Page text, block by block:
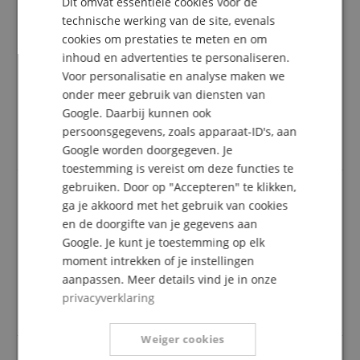
Beoordeling door Oliverop 29.05.2025
Deze beoordeling is automatisch vertaald. Originele taal
geverifieerde aankoop
Slechte schroefverbindingen, raken voortdurend los.
Bovenste microstang draait constant. Ja, je zou alles
aan elkaar kunnen lijmen om het te laten houden.
Maar ik verwacht iets anders van een Pro-standaard.
Dus weer een 0-8-15 China-standaard. Kortom, als ik
het 0 sterren kon geven, zou ik het doen.
Beoordeling doorReinhard op 16.01.2023
Deze beoordeling is automatisch vertaald. Originele taal
Voor de prijs, gewoon praktisch en goed voor privé
ITALIAN
SPANISH
technische werking van de site, evenals
cookies om prestaties te meten en om
inhoud en advertenties te personaliseren.
Voor personalisatie en analyse maken we
onder meer gebruik van diensten van
Google. Daarbij kunnen ook
persoonsgegevens, zoals apparaat-ID's, aan
Google worden doorgegeven. Je
toestemming is vereist om deze functies te
gebruiken. Door op "Accepteren" te klikken,
ga je akkoord met het gebruik van cookies
en de doorgifte van je gegevens aan
Google. Je kunt je toestemming op elk
moment intrekken of je instellingen
aanpassen. Meer details vind je in onze
privacyverklaring
Weiger cookies